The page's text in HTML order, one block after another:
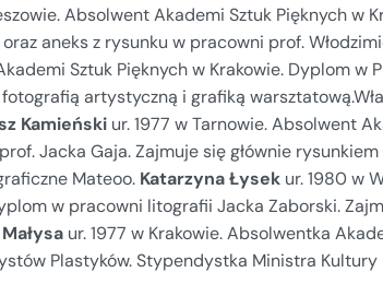
Absolwent Akademi Sztuk Pięknych w
aneks z rysunku w pracowni prof.
Sztuk Pięknych w Krakowie. Dyplom w
artystyczną i grafiką
Kamieński ur. 1977 w Tarnowie. Absolwent
Jacka Gaja. Zajmuje się głównie
Mateoo. Katarzyna Łysek ur. 1980 w
w pracowni litografii Jacka Zaborski.
ur. 1977 w Krakowie. Absolwentka
Plastyków. Stypendystka Ministra